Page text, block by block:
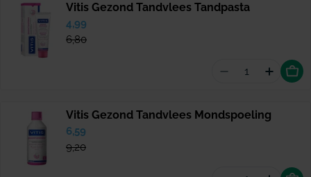
Vitis Gezond Tandvlees Tandpasta
Verkoopprijs
4,99
Normale
prijs
6,80
Aantal
Vitis Gezond Tandvlees Mondspoeling
Verkoopprijs
6,59
Normale
prijs
9,20